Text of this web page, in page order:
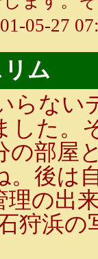
05-27
ム
らない
した。
の部屋
。後は
理の出
狩浜